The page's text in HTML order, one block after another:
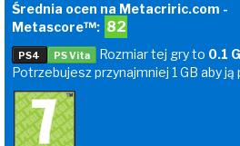
Średnia ocen na Metacriric.com -
Metascore™: 82
PS4 PS Vita Rozmiar tej gry to 0.1
Potrzebujesz przynajmniej 1 GB aby